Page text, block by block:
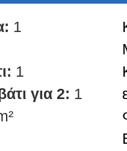
1
1
για 2: 1